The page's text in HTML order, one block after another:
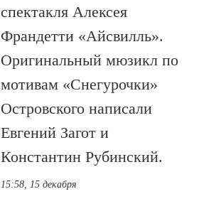
спектакля Алексея
Франдетти «Айсвилль».
Оригинальный мюзикл по
мотивам «Снегурочки»
Островского написали
Евгений Загот и
Константин Рубинский.
15:58, 15 декабря